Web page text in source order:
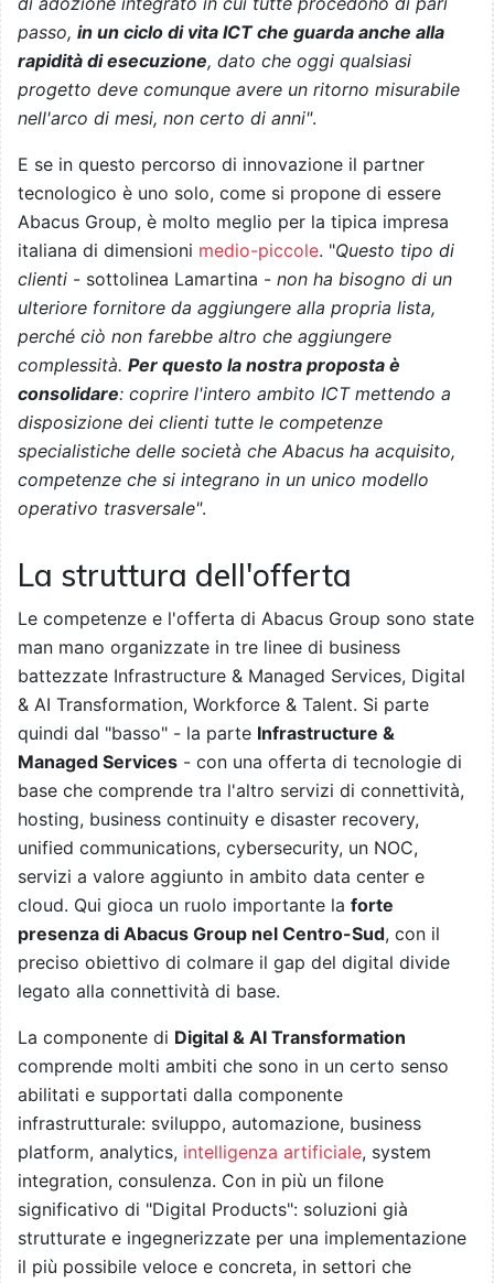
passo, in un ciclo di vita ICT che guarda anche alla
rapidità di esecuzione, dato che oggi qualsiasi
progetto deve comunque avere un ritorno misurabile
nell'arco di mesi, non certo di anni".
E se in questo percorso di innovazione il partner
tecnologico è uno solo, come si propone di essere
Abacus Group, è molto meglio per la tipica impresa
italiana di dimensioni medio-piccole. "Questo tipo di
clienti - sottolinea Lamartina - non ha bisogno di un
ulteriore fornitore da aggiungere alla propria lista,
perché ciò non farebbe altro che aggiungere
complessità. Per questo la nostra proposta è
consolidare: coprire l'intero ambito ICT mettendo a
disposizione dei clienti tutte le competenze
specialistiche delle società che Abacus ha acquisito,
competenze che si integrano in un unico modello
operativo trasversale".
La struttura dell'offerta
Le competenze e l'offerta di Abacus Group sono state
man mano organizzate in tre linee di business
battezzate Infrastructure & Managed Services, Digital
& AI Transformation, Workforce & Talent. Si parte
quindi dal "basso" - la parte Infrastructure &
Managed Services - con una offerta di tecnologie di
base che comprende tra l'altro servizi di connettività,
hosting, business continuity e disaster recovery,
unified communications, cybersecurity, un NOC,
servizi a valore aggiunto in ambito data center e
cloud. Qui gioca un ruolo importante la forte
presenza di Abacus Group nel Centro-Sud, con il
preciso obiettivo di colmare il gap del digital divide
legato alla connettività di base.
La componente di Digital & AI Transformation
comprende molti ambiti che sono in un certo senso
abilitati e supportati dalla componente
infrastrutturale: sviluppo, automazione, business
platform, analytics, intelligenza artificiale, system
integration, consulenza. Con in più un filone
significativo di "Digital Products": soluzioni già
strutturate e ingegnerizzate per una implementazione
il più possibile veloce e concreta, in settori che